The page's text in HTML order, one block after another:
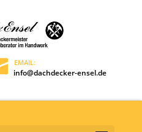
info@dachdecker-ensel.de